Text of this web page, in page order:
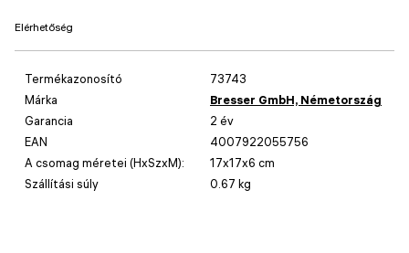
Elérhetőség
Termékazonosító
73743
Márka
Bresser GmbH, Németország
Garancia
2 év
EAN
4007922055756
A csomag méretei (HxSzxM):
17x17x6 cm
Szállítási súly
0.67 kg